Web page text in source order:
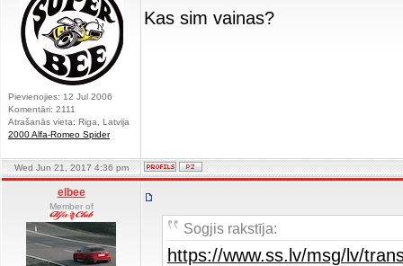
Pievienojies: 12 Jul 2006
Komentāri: 2111
Atrašanās vieta: Riga, Latvija
2000 Alfa-Romeo Spider
Kas sim vainas?
Wed Jun 21, 2017 4:36 pm
elbee
Member of
Sogjis rakstīja:
https://www.ss.lv/msg/lv/